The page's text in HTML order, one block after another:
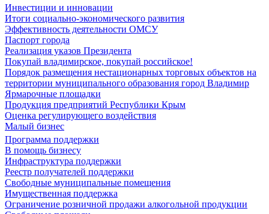
Инвестиции и инновации
Итоги социально-экономического развития
Эффективность деятельности ОМСУ
Паспорт города
Реализация указов Президента
Покупай владимирское, покупай российское!
Порядок размещения нестационарных торговых объектов на
территории муниципального образования город Владимир
Ярмарочные площадки
Продукция предприятий Республики Крым
Оценка регулирующего воздействия
Малый бизнес
Программа поддержки
В помощь бизнесу
Инфраструктура поддержки
Реестр получателей поддержки
Свободные муниципальные помещения
Имущественная поддержка
Ограничение розничной продажи алкогольной продукции